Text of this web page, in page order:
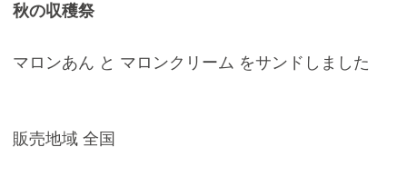
秋の収穫祭
マロンあん と マロンクリーム をサンドしました
販売地域 全国